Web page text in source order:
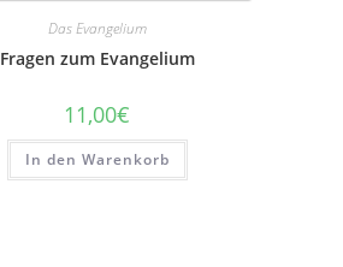
Das Evangelium
Fragen zum Evangelium
11,00€
In den Warenkorb